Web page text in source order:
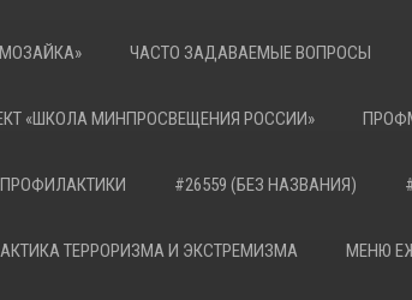
ЧАСТО ЗАДАВАЕМЫЕ ВОПРОСЫ
«ШКОЛА МИНПРОСВЕЩЕНИЯ РОССИИ»
#26559 (БЕЗ НАЗВАНИЯ)
ТЕРРОРИЗМА И ЭКСТРЕМИЗМА МЕНЮ